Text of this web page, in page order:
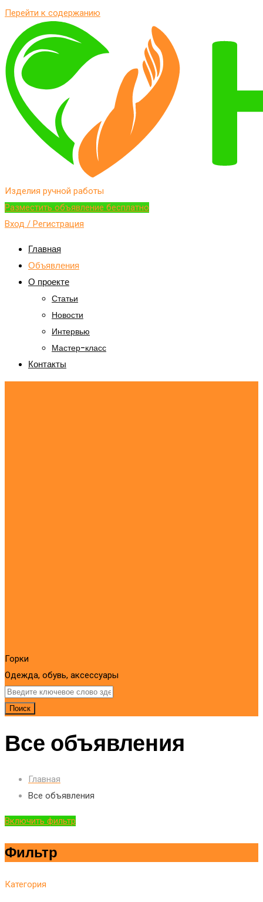
Перейти к содержанию
Изделия ручной работы
Разместить объявление бесплатно
Вход / Регистрация
Главная
Объявления
О проекте
Статьи
Новости
Интервью
Мастер-класс
Контакты
Горки
Одежда, обувь, аксессуары
Поиск
Все объявления
Главная
Все объявления
Включить фильтр
Фильтр
Категория